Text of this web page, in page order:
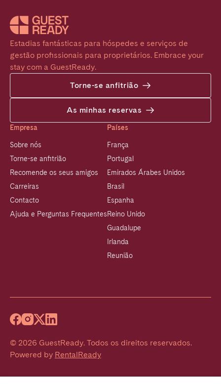
Estadias fantásticas para hóspedes e serviços de
gestão profissionais para proprietários. Embrace your
stay com a GuestReady.
Torne-se anfitrião
As minhas reservas
Empresa
Sobre nós
Torne-se anfitrião
Recomende os seus amigos
Carreiras
Contacto
Ajuda e Perguntas Frequentes
Países
França
Portugal
Emirados Árabes Unidos
Brasil
Espanha
Reino Unido
Guadalupe
Irlanda
Reunião
© 2026 GuestReady. Todos os direitos reservados.
Powered by RentalReady